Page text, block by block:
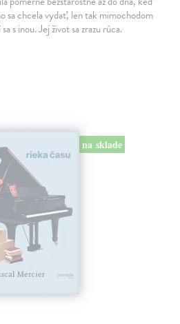
sa chcela vydať, len tak mimochodom
s inou. Jej život sa zrazu rúca.
na sklade